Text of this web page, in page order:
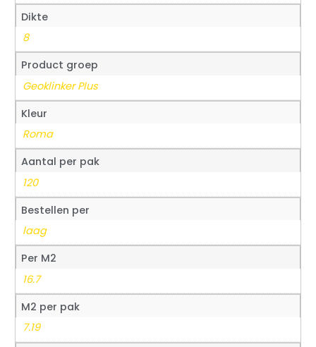
Dikte
8
Product groep
Geoklinker Plus
Kleur
Roma
Aantal per pak
120
Bestellen per
laag
Per M2
16.7
M2 per pak
7.19